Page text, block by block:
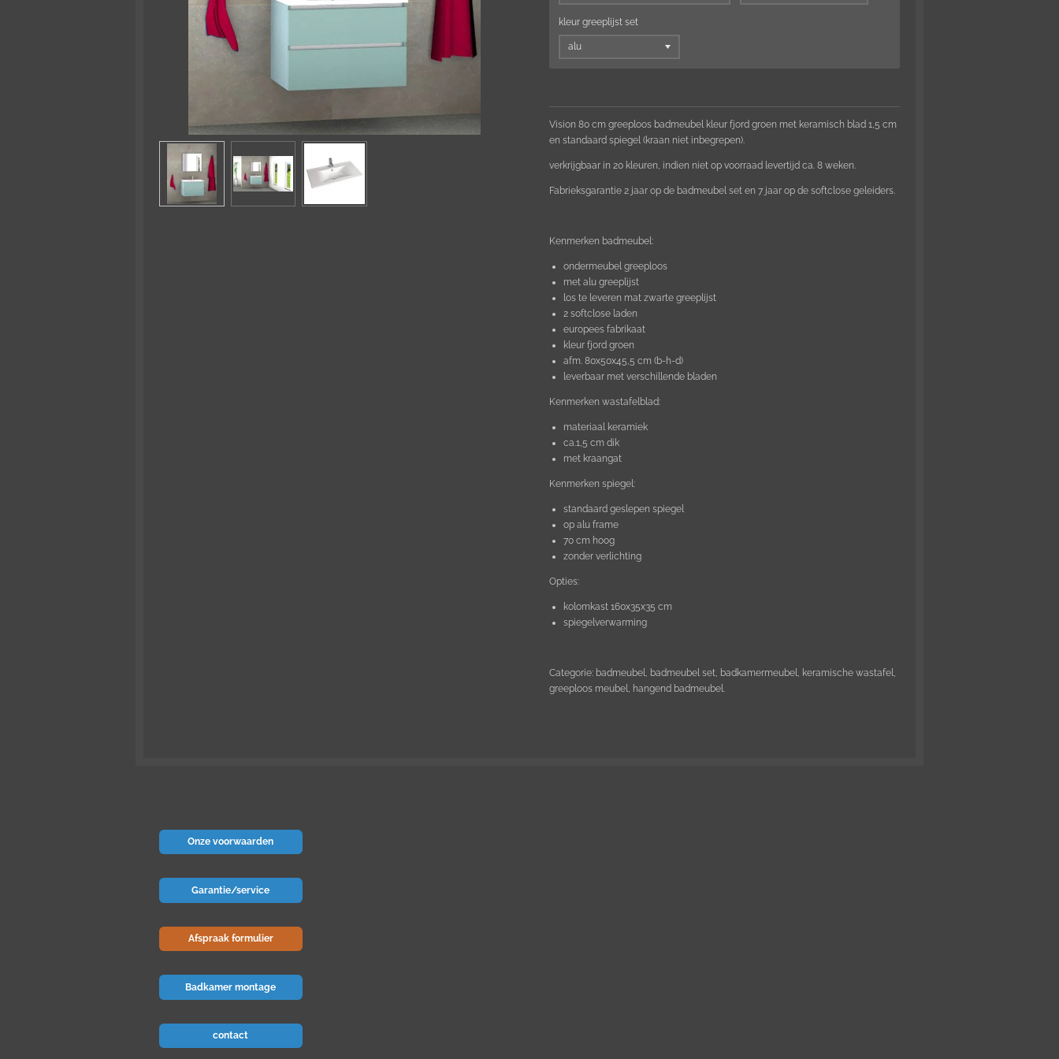
kleur greeplijst set
Vision 80 cm greeploos badmeubel kleur fjord groen met keramisch blad 1,5 cm
en standaard spiegel (kraan niet inbegrepen).
verkrijgbaar in 20 kleuren, indien niet op voorraad levertijd ca. 8 weken.
Fabrieksgarantie 2 jaar op de badmeubel set en 7 jaar op de softclose geleiders.
Kenmerken badmeubel:
ondermeubel greeploos
met alu greeplijst
los te leveren mat zwarte greeplijst
2 softclose laden
europees fabrikaat
kleur fjord groen
afm. 80x50x45,5 cm (b-h-d)
leverbaar met verschillende bladen
Kenmerken wastafelblad:
materiaal keramiek
ca.1,5 cm dik
met kraangat
Kenmerken spiegel:
standaard geslepen spiegel
op alu frame
70 cm hoog
zonder verlichting
Opties:
kolomkast 160x35x35 cm
spiegelverwarming
Categorie: badmeubel, badmeubel set, badkamermeubel, keramische wastafel,
greeploos meubel, hangend badmeubel.
Onze voorwaarden
Garantie/service
Afspraak formulier
Badkamer montage
contact